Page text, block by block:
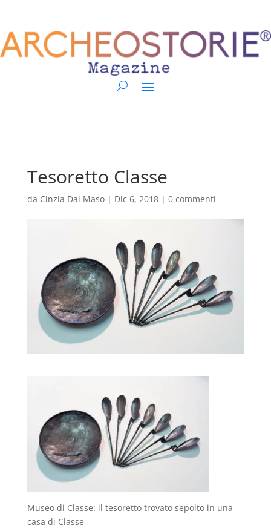
Tesoretto Classe
da Cinzia Dal Maso| Dic 6, 2018| 0 commenti
Museo di Classe: il tesoretto trovato sepolto in una
casa di Classe